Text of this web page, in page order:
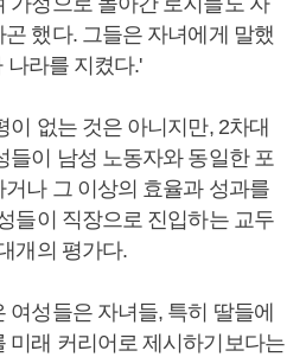
했다. 그들은 자녀에게 말했
나라를 지켰다.'
이 없는 것은 아니지만, 2차대
들이 남성 노동자와 동일한 포
나 그 이상의 효율과 성과를
들이 직장으로 진입하는 교두
개의 평가다.
성들은 자녀들, 특히 딸들에
미래 커리어로 제시하기보다는